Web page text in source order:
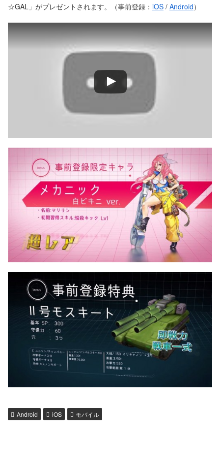
☆GAL」がプレゼントされます。（事前登録： iOS / Android）
Android iOS モバイル